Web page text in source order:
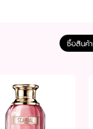
ซื้อสินค้